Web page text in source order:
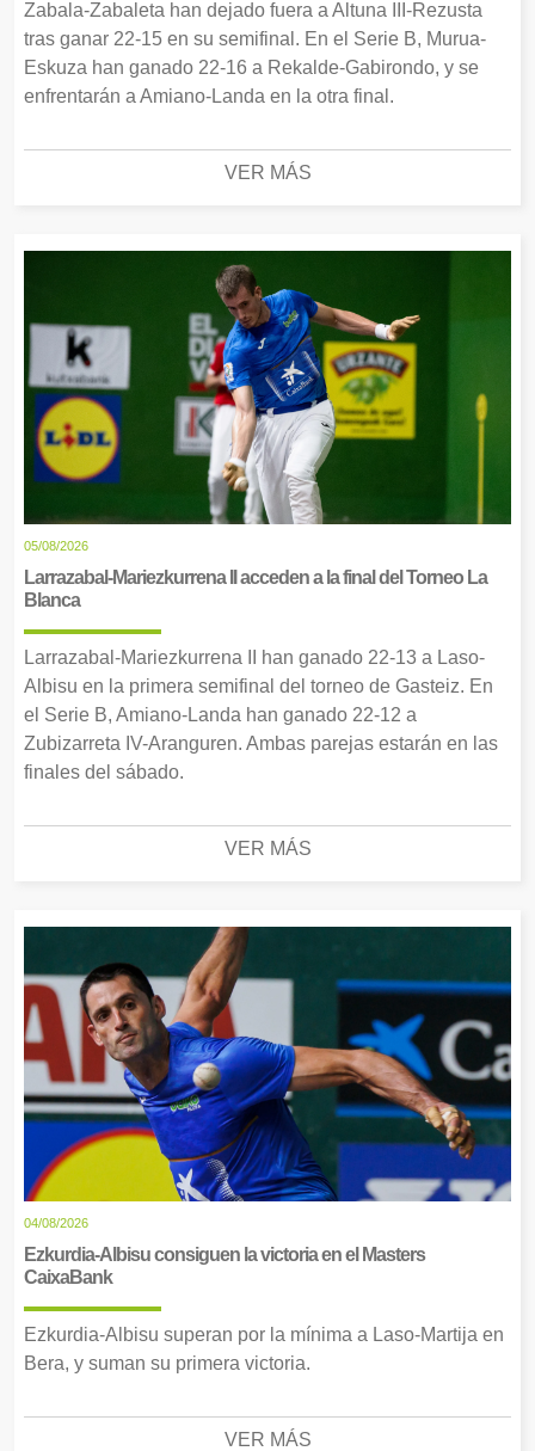
Zabala-Zabaleta han dejado fuera a Altuna III-Rezusta
tras ganar 22-15 en su semifinal. En el Serie B, Murua-
Eskuza han ganado 22-16 a Rekalde-Gabirondo, y se
enfrentarán a Amiano-Landa en la otra final.
VER MÁS
05/08/2026
Larrazabal-Mariezkurrena II acceden a la final del Torneo La
Blanca
Larrazabal-Mariezkurrena II han ganado 22-13 a Laso-
Albisu en la primera semifinal del torneo de Gasteiz. En
el Serie B, Amiano-Landa han ganado 22-12 a
Zubizarreta IV-Aranguren. Ambas parejas estarán en las
finales del sábado.
VER MÁS
04/08/2026
Ezkurdia-Albisu consiguen la victoria en el Masters
CaixaBank
Ezkurdia-Albisu superan por la mínima a Laso-Martija en
Bera, y suman su primera victoria.
VER MÁS